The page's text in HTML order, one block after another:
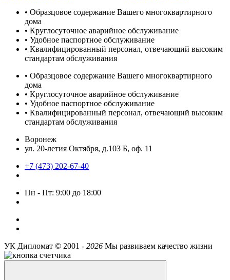
• Образцовое содержание Вашего многоквартирного
дома
• Круглосуточное аварийное обслуживание
• Удобное паспортное обслуживание
• Квалифицированный персонал, отвечающий высоким
стандартам обслуживания
• Образцовое содержание Вашего многоквартирного
дома
• Круглосуточное аварийное обслуживание
• Удобное паспортное обслуживание
• Квалифицированный персонал, отвечающий высоким
стандартам обслуживания
Воронеж
ул. 20-летия Октября, д.103 Б, оф. 11
+7 (473) 202-67-40
Пн - Пт: 9:00 до 18:00
УК Дипломат © 2001 - 2026 Мы развиваем качество жизни